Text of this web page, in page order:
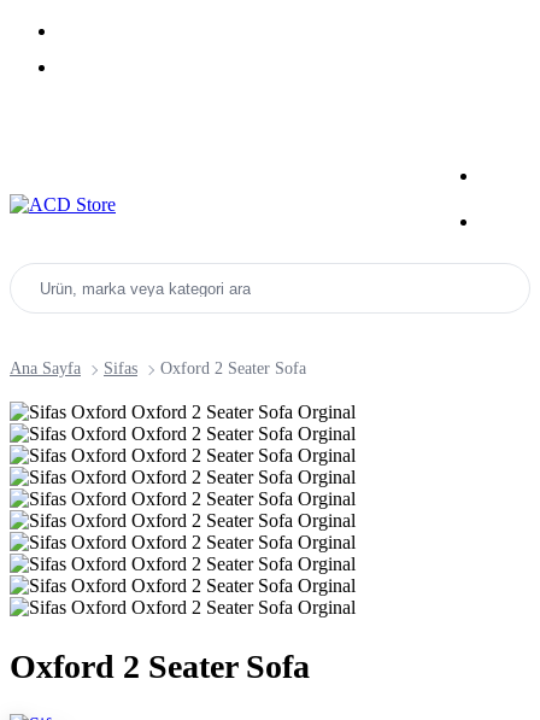
Ürün, marka veya kategori ara
Ana Sayfa Sifas Oxford 2 Seater Sofa
Oxford 2 Seater Sofa